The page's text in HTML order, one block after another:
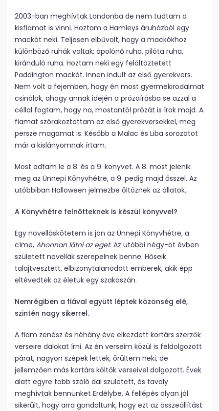
2003-ban meghívtak Londonba de nem tudtam a
kisfiamat is vinni. Hoztam a Hamleys áruházból egy
mackót neki. Teljesen elbűvölt, hogy a mackókhoz
különböző ruhák voltak: ápolónő ruha, pilóta ruha,
kiránduló ruha. Hoztam neki egy felöltöztetett
Paddington mackót. Innen indult az első gyerekvers.
Nem volt a fejemben, hogy én most gyermekirodalmat
csinálok, ahogy annak idején a prózaírásba se azzal a
céllal fogtam, hogy na, mostantól prózát is írok majd. A
fiamat szórakoztattam az első gyerekversekkel, meg
persze magamat is. Később a Malac és Liba sorozatot
már a kislányomnak írtam.
Most adtam le a 8. és a 9. könyvet. A 8. most jelenik
meg az Ünnepi Könyvhétre, a 9. pedig majd ősszel. Az
utóbbiban Halloween jelmezbe öltöznek az állatok.
A Könyvhétre felnőtteknek is készül könyvvel?
Egy novelláskötetem is jön az Ünnepi Könyvhétre, a
címe, Ahonnan látni az eget. Az utóbbi négy-öt évben
született novellák szerepelnek benne. Hőseik
talajtvesztett, elbizonytalanodott emberek, akik épp
eltévedtek az életük egy szakaszán.
Nemrégiben a fiával együtt léptek közönség elé,
szintén nagy sikerrel.
A fiam zenész és néhány éve elkezdett kortárs szerzők
verseire dalokat írni. Az én verseim közül is feldolgozott
párat, nagyon szépek lettek, örültem neki, de
jellemzően más kortárs költők verseivel dolgozott. Évek
alatt egyre több szóló dal született, és tavaly
meghívtak bennünket Erdélybe. A fellépés olyan jól
sikerült, hogy arra gondoltunk, hogy ezt az összeállítást